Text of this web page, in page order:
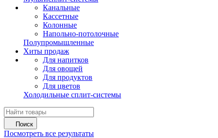
Канальные
Кассетные
Колонные
Напольно-потолочные
Полупромышленные
Хиты продаж
Для напитков
Для овощей
Для продуктов
Для цветов
Холодильные сплит-системы
Поиск
Посмотреть все результаты